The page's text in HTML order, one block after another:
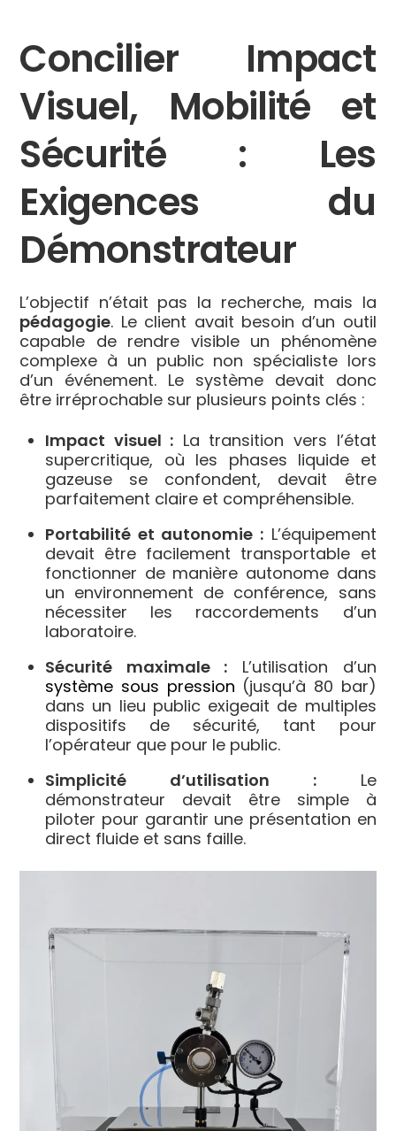
Concilier Impact
Visuel, Mobilité et
Sécurité : Les
Exigences du
Démonstrateur
L’objectif n’était pas la recherche, mais la
pédagogie. Le client avait besoin d’un outil
capable de rendre visible un phénomène
complexe à un public non spécialiste lors
d’un événement. Le système devait donc
être irréprochable sur plusieurs points clés :
Impact visuel : La transition vers l’état
supercritique, où les phases liquide et
gazeuse se confondent, devait être
parfaitement claire et compréhensible.
Portabilité et autonomie : L’équipement
devait être facilement transportable et
fonctionner de manière autonome dans
un environnement de conférence, sans
nécessiter les raccordements d’un
laboratoire.
Sécurité maximale : L’utilisation d’un
système sous pression (jusqu’à 80 bar)
dans un lieu public exigeait de multiples
dispositifs de sécurité, tant pour
l’opérateur que pour le public.
Simplicité d’utilisation :Le
démonstrateur devait être simple à
piloter pour garantir une présentation en
direct fluide et sans faille.